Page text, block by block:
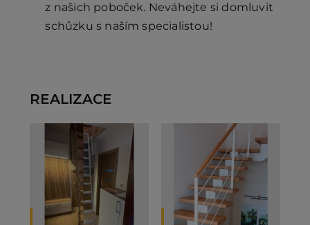
z našich poboček. Neváhejte si domluvit
schůzku s naším specialistou!
REALIZACE